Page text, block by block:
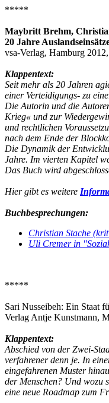
*****
Maybritt Brehm,
20 Jahre
vsa-Verlag, Hamburg
Klappentext:
Seit mehr als 20 Jahren
einer Verteidigungs- zu
Die Autorin und die
Krieg« und zur
und rechtlichen
nach dem Ende der
Die Dynamik der
Jahre. Im vierten Kapitel
Das Buch wird
Hier gibt es weitere
Buchbesprechungen:
Christian Stache
Uli Cremer in
*****
Sari Nusseibeh: Ein Staat
Verlag Antje Kunstmann,
Klappentext:
Abschied von der Zwei-
verfahrener denn je. In
eingefahrenen Muster
der Menschen? Und wozu
eine neue Roadmap zum